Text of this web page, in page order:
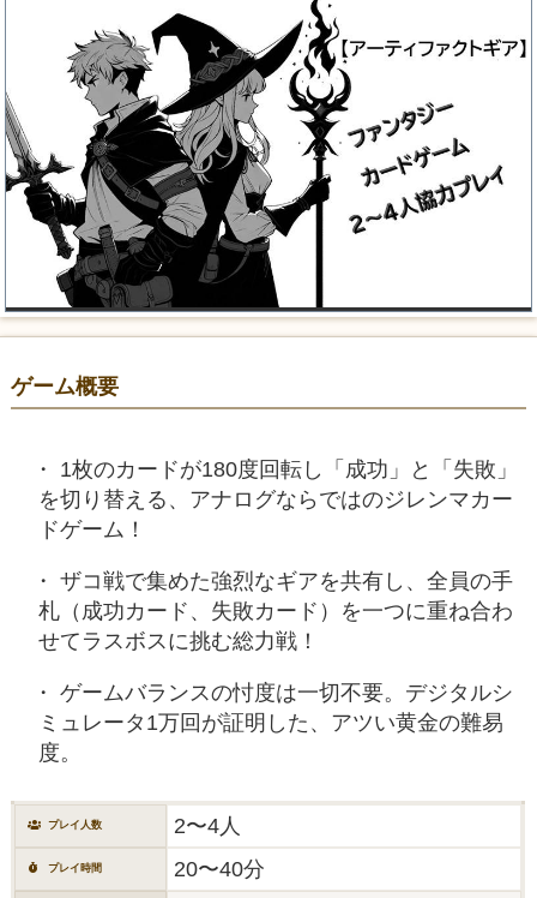
ゲーム概要
1枚のカードが180度回転し「成功」と「失敗」
を切り替える、アナログならではのジレンマカー
ドゲーム！
ザコ戦で集めた強烈なギアを共有し、全員の手
札（成功カード、失敗カード）を一つに重ね合わ
せてラスボスに挑む総力戦！
ゲームバランスの忖度は一切不要。デジタルシ
ミュレータ1万回が証明した、アツい黄金の難易
度。
プレイ人数 2〜4人
プレイ時間 20〜40分